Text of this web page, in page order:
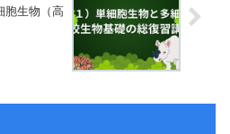
胞生物（高